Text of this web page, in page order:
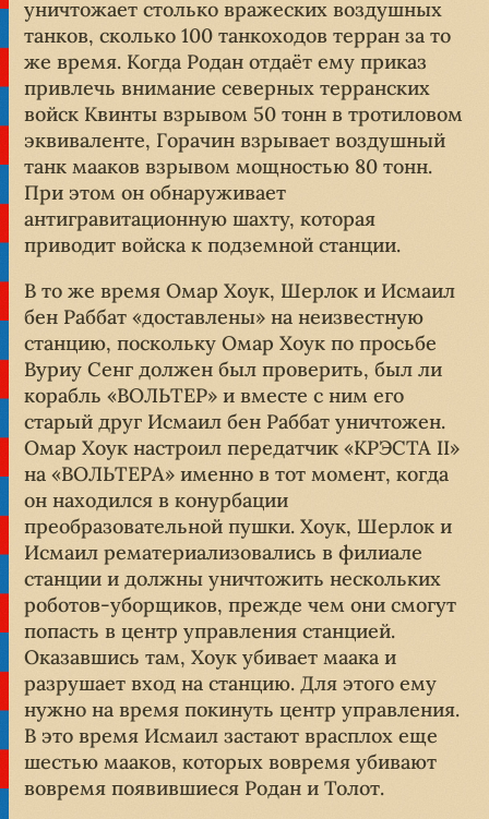
уничтожает столько вражеских воздушных
танков, сколько 100 танкоходов терран за то
же время. Когда Родан отдаёт ему приказ
привлечь внимание северных терранских
войск Квинты взрывом 50 тонн в тротиловом
эквиваленте, Горачин взрывает воздушный
танк мааков взрывом мощностью 80 тонн.
При этом он обнаруживает
антигравитационную шахту, которая
приводит войска к подземной станции.
В то же время Омар Хоук, Шерлок и Исмаил
бен Раббат «доставлены» на неизвестную
станцию, поскольку Омар Хоук по просьбе
Вуриу Сенг должен был проверить, был ли
корабль «ВОЛЬТЕР» и вместе с ним его
старый друг Исмаил бен Раббат уничтожен.
Омар Хоук настроил передатчик «КРЭСТА II»
на «ВОЛЬТЕРА» именно в тот момент, когда
он находился в конурбации
преобразовательной пушки. Хоук, Шерлок и
Исмаил рематериализовались в филиале
станции и должны уничтожить нескольких
роботов-уборщиков, прежде чем они смогут
попасть в центр управления станцией.
Оказавшись там, Хоук убивает маака и
разрушает вход на станцию. Для этого ему
нужно на время покинуть центр управления.
В это время Исмаил застают врасплох еще
шестью мааков, которых вовремя убивают
вовремя появившиеся Родан и Толот.